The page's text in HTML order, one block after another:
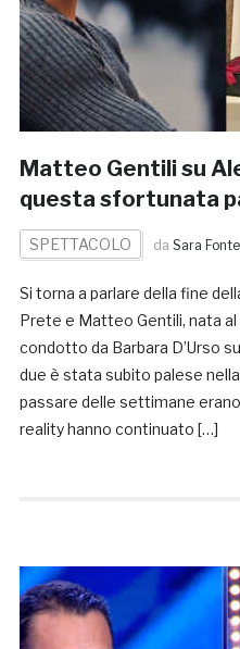
Matteo Gentili su
questa sfortunata
SPETTACOLO da Sara Fonte
Si torna a parlare della fine
Prete e Matteo Gentili, nata al
condotto da Barbara D’Urso
due è stata subito palese nella
passare delle settimane
reality hanno continuato […]